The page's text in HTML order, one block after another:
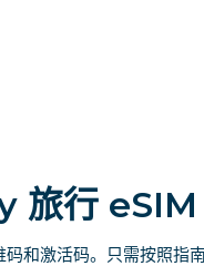
旅行 eSIM
和激活码。只需按照指